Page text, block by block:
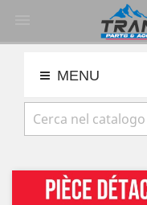
MENU